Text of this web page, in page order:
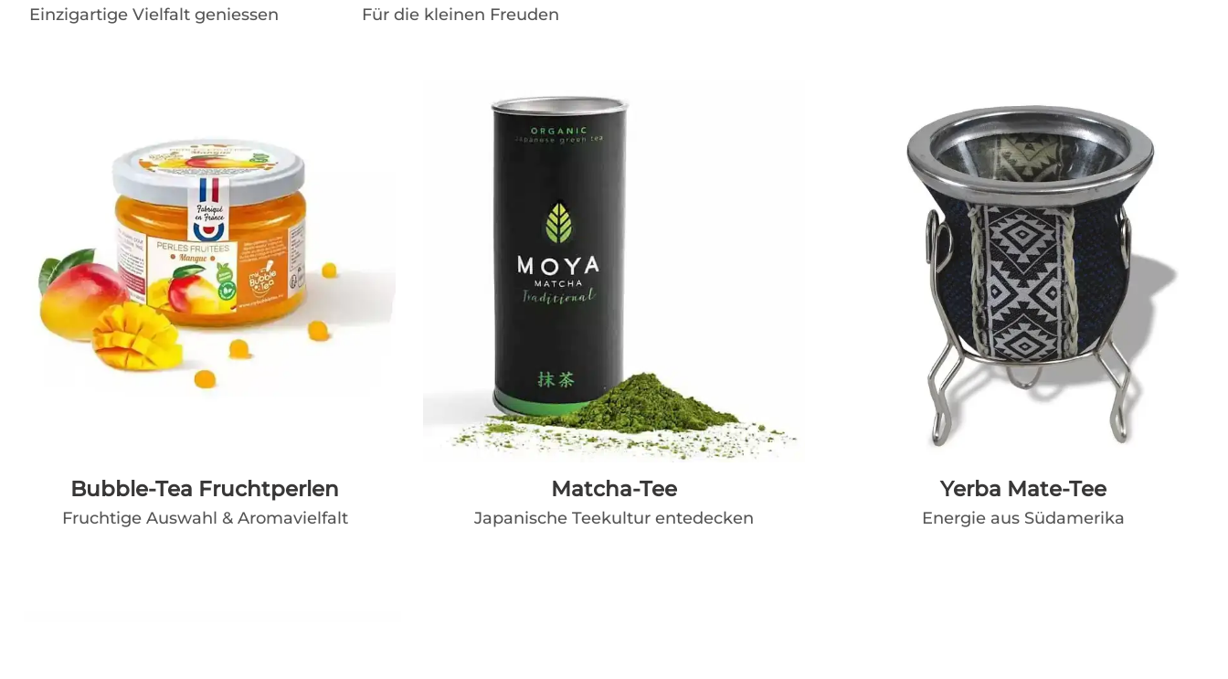
Einzigartige Vielfalt geniessen Für die kleinen Freuden
Bubble-Tea Fruchtperlen
Fruchtige Auswahl & Aromavielfalt
Matcha-Tee
Japanische Teekultur entedecken
Yerba Mate-Tee
Energie aus Südamerika